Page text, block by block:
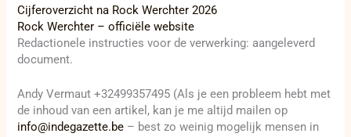
Cijferoverzicht na Rock Werchter 2026
Rock Werchter – officiële website
Redactionele instructies voor de verwerking: aangeleverd
document.
Andy Vermaut +32499357495 (Als je een probleem hebt met
de inhoud van een artikel, kan je me altijd mailen op
info@indegazette.be – best zo weinig mogelijk mensen in